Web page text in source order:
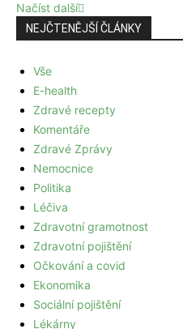
Načíst další
NEJČTENĚJŠÍ ČLÁNKY
Vše
E-health
Zdravé recepty
Komentáře
Zdravé Zprávy
Nemocnice
Politika
Léčiva
Zdravotní gramotnost
Zdravotní pojištění
Očkování a covid
Ekonomika
Sociální pojištění
Lékárny